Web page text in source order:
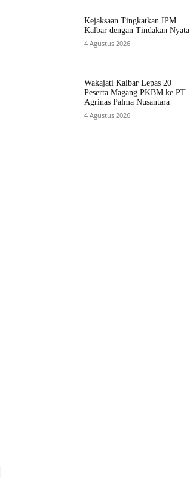
Kejaksaan Tingkatkan IPM
Kalbar dengan Tindakan Nyata
4 Agustus 2026
Wakajati Kalbar Lepas 20
Peserta Magang PKBM ke PT
Agrinas Palma Nusantara
4 Agustus 2026